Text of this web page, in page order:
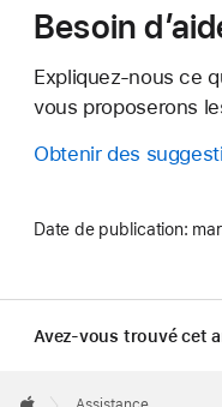
Besoin
Expliquez-nous ce
vous proposerons
Obtenir des
Date de publication:
Avez-vous trouvé cet
Footer
